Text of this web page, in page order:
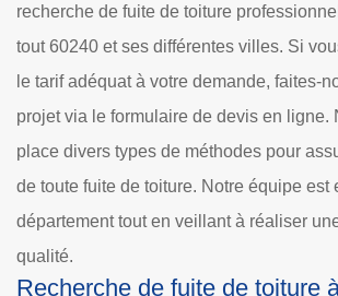
recherche de fuite de toiture
tout 60240 et ses différentes villes. Si
le tarif adéquat à votre demande, faites-
projet via le formulaire de devis en ligne.
place divers types de méthodes pour
de toute fuite de toiture. Notre équipe est
département tout en veillant à réaliser
qualité.
Recherche de fuite de toiture